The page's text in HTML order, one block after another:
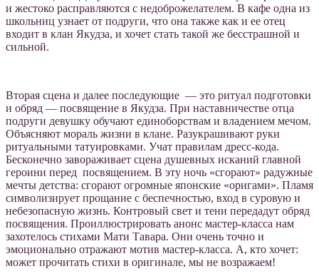
и жестоко расправляются с недоброжелателем. В кафе одна из
школьниц узнает от подруги, что она также как и ее отец
входит в клан Якудза, и хочет стать такой же бесстрашной и
сильной.
Вторая сцена и далее последующие — это ритуал подготовки
и обряд — посвящение в Якудза. При наставничестве отца
подруги девушку обучают единоборствам и владением мечом.
Объясняют мораль жизни в клане. Разукрашивают руки
ритуальными татуировками. Учат правилам дресс-кода.
Бесконечно завораживает сцена душевных исканий главной
героини перед посвящением. В эту ночь «сгорают» радужные
мечты детства: сгорают огромные японские «оригами». Пламя
символизирует прощание с беспечностью, вход в суровую и
небезопасную жизнь. Контровый свет и тени передадут обряд
посвящения. Проиллюстрировать анонс мастер-класса нам
захотелось стихами Мати Тавара. Они очень точно и
эмоционально отражают мотив мастер-класса. А, кто хочет:
может прочитать стихи в оригинале, мы не возражаем!